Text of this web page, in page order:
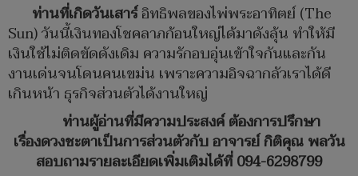
ท่านที่เกิดวันเสาร์อิทธิพลของไพ่พระอาทิตย์ (The
Sun) วันนี้เงินทองโชคลาภก้อนใหญ่ได้มาดังลุ้น ทำให้มี
เงินใช้ไม่ติดขัดดังเดิม ความรักอบอุ่นเข้าใจกันและกัน
งานเด่นจนโดนคนเขม่น เพราะความอิจฉากลัวเราได้ดี
เกินหน้า ธุรกิจส่วนตัวได้งานใหญ่
ท่านผู้อ่านที่มีความประสงค์ ต้องการปรึกษา
เรื่องดวงชะตาเป็นการส่วนตัวกับ อาจารย์ กิติคุณ พลวัน
สอบถามรายละเอียดเพิ่มเติมได้ที่ 094-6298799